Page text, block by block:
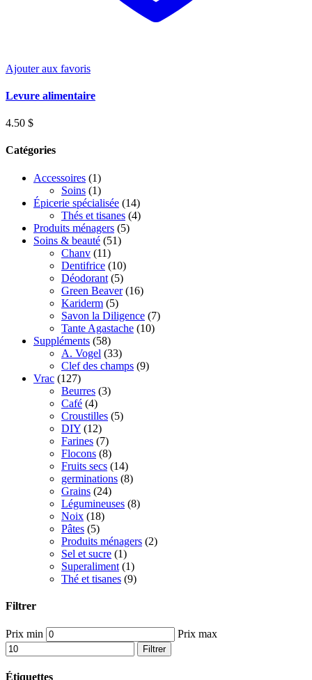
Ajouter aux favoris
Levure alimentaire
4.50 $
Catégories
Accessoires (1)
Soins (1)
Épicerie spécialisée (14)
Thés et tisanes (4)
Produits ménagers (5)
Soins & beauté (51)
Chanv (11)
Dentifrice (10)
Déodorant (5)
Green Beaver (16)
Kariderm (5)
Savon la Diligence (7)
Tante Agastache (10)
Suppléments (58)
A. Vogel (33)
Clef des champs (9)
Vrac (127)
Beurres (3)
Café (4)
Croustilles (5)
DIY (12)
Farines (7)
Flocons (8)
Fruits secs (14)
germinations (8)
Grains (24)
Légumineuses (8)
Noix (18)
Pâtes (5)
Produits ménagers (2)
Sel et sucre (1)
Superaliment (1)
Thé et tisanes (9)
Filtrer
Prix min Prix max
Filtrer
Étiquettes